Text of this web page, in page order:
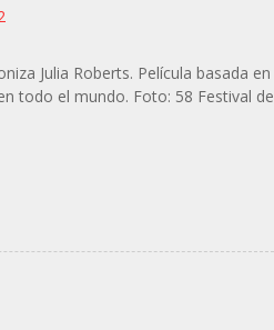
Julia Roberts. Película basada en
todo el mundo. Foto: 58 Festival de